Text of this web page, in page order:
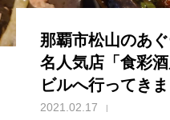
那覇市松山のあ
名人気店「食彩
ビルへ行ってき
2021.02.17